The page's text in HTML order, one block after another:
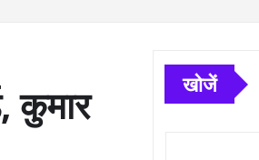
कुमार
खोजें